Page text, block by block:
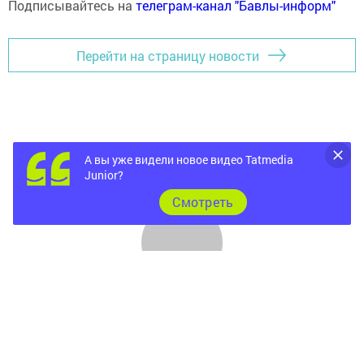
Подписывайтесь на телеграм-канал "Бавлы-информ"
Перейти на страницу новости
А вы уже видели новое видео Tatmedia
Junior?
Cмотреть